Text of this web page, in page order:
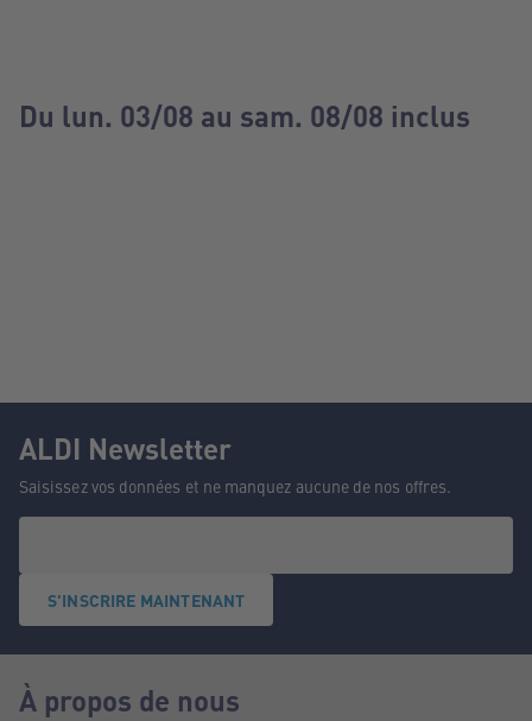
Du lun. 03/08 au sam. 08/08 inclus
ALDI Newsletter
Saisissez vos données et ne manquez aucune de nos offres.
S'INSCRIRE MAINTENANT
À propos de nous